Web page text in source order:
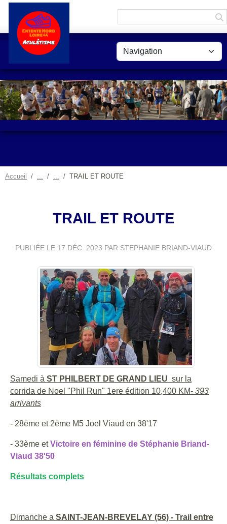
Accueil TRAIL ET ROUTE
TRAIL ET ROUTE
PUBLIÉE LE 17 DÉC. 2023 PAR STEPHANIE BRIAND-VIAUD
Samedi à ST PHILBERT DE GRAND LIEU sur la
corrida de Noel "Phil Run" 1ere édition 10,400 KM- 393
arrivants
- 28ème et 2ème M5 Joel Viaud en 38'17
- 33ème etVictoire en féminine de Stéphanie Briand-
Viaud 38'50
Résultats complets
Dimanche a SAINT-JEAN-BREVELAY (56) - Trail entre